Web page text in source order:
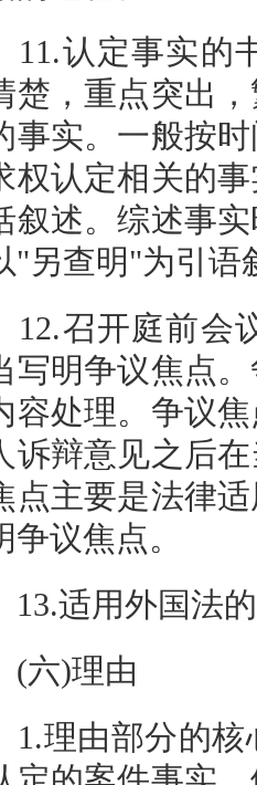
认定事实的书
楚，重点突出
事实。一般按
权认定相关的
叙述。综述事
"另查明"为引语
召开庭前会议
写明争议焦点
容处理。争议
诉辩意见之后
点主要是法律
争议焦点。
适用外国法的
)理由
由部分的核